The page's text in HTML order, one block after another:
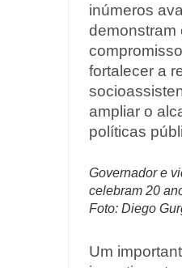
inúmeros
demonstram
fortalecer a
ampliar o
políticas
Governador e
celebram 20
Foto: Diego
Um